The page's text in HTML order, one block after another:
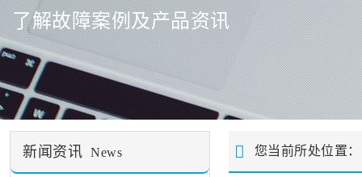
了解故障案例及产品资讯
新闻资讯 News 您当前所处位置